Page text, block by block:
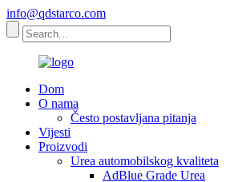
info@qdstarco.com
Dom
O nama
Često postavljana pitanja
Vijesti
Proizvodi
Urea automobilskog kvaliteta
AdBlue Grade Urea